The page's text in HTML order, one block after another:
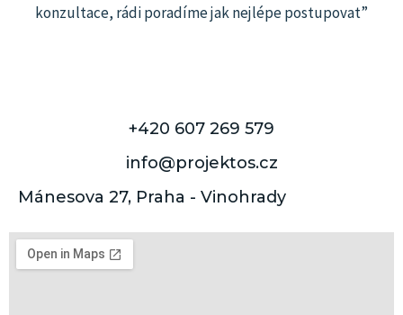
konzultace, rádi poradíme jak nejlépe postupovat”
+420 607 269 579
info@projektos.cz
Mánesova 27, Praha - Vinohrady